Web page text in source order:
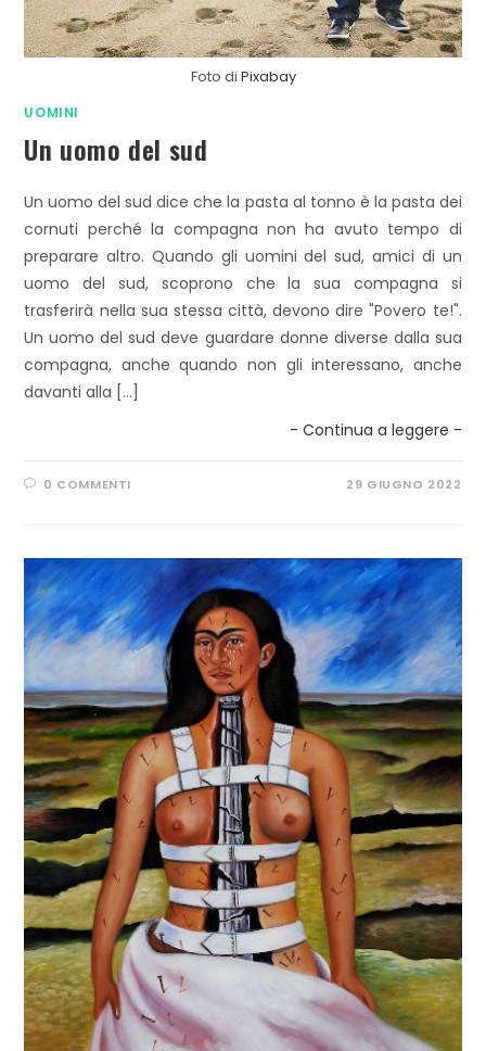
Foto di Pixabay
UOMINI
Un uomo del sud
Un uomo del sud dice che la pasta al tonno è la pasta dei
cornuti perché la compagna non ha avuto tempo di
preparare altro. Quando gli uomini del sud, amici di un
uomo del sud, scoprono che la sua compagna si
trasferirà nella sua stessa città, devono dire "Povero te!".
Un uomo del sud deve guardare donne diverse dalla sua
compagna, anche quando non gli interessano, anche
davanti alla […]
- Continua a leggere -
0 COMMENTI 29 GIUGNO 2022